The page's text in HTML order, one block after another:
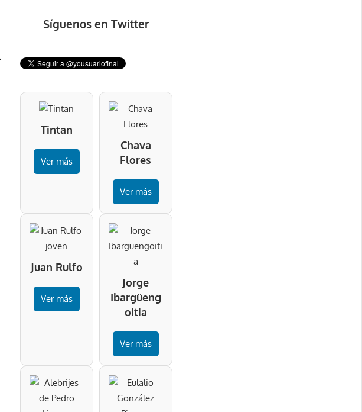
Síguenos en Twitter
Tintan
Ver más
Chava
Flores
Ver más
Juan Rulfo
Ver más
Jorge
Ibargüeng
oitia
Ver más